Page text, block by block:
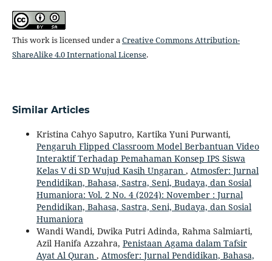
This work is licensed under a Creative Commons Attribution-
ShareAlike 4.0 International License.
Similar Articles
Kristina Cahyo Saputro, Kartika Yuni Purwanti,
Pengaruh Flipped Classroom Model Berbantuan Video
Interaktif Terhadap Pemahaman Konsep IPS Siswa
Kelas V di SD Wujud Kasih Ungaran , Atmosfer: Jurnal
Pendidikan, Bahasa, Sastra, Seni, Budaya, dan Sosial
Humaniora: Vol. 2 No. 4 (2024): November : Jurnal
Pendidikan, Bahasa, Sastra, Seni, Budaya, dan Sosial
Humaniora
Wandi Wandi, Dwika Putri Adinda, Rahma Salmiarti,
Azil Hanifa Azzahra, Penistaan Agama dalam Tafsir
Ayat Al Quran , Atmosfer: Jurnal Pendidikan, Bahasa,